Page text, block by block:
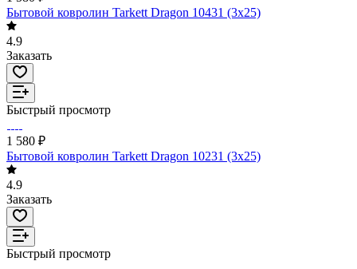
Бытовой ковролин Tarkett Dragon 10431 (3х25)
4.9
Заказать
Быстрый просмотр
1 580 ₽
Бытовой ковролин Tarkett Dragon 10231 (3х25)
4.9
Заказать
Быстрый просмотр